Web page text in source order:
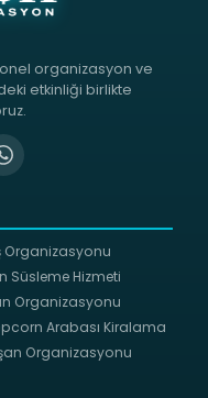
organizasyon ve
etkinliği birlikte
Organizasyonu
Süsleme Hizmeti
Organizasyonu
Arabası Kiralama
Organizasyonu